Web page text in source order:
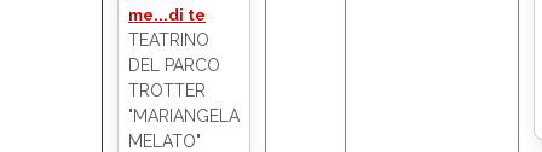
me...di te
TEATRINO
DEL PARCO
TROTTER
"MARIANGELA
MELATO"